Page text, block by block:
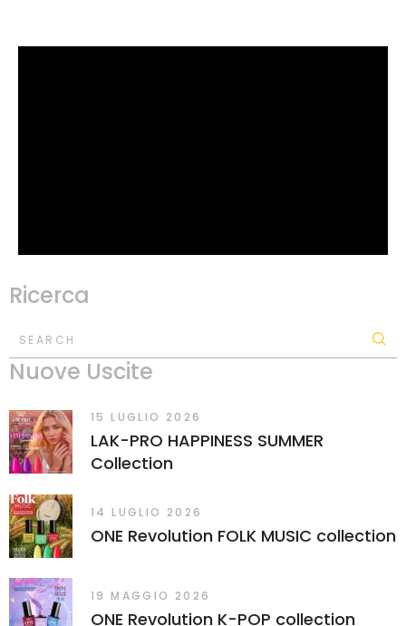
Ricerca
SEARCH
Nuove Uscite
15 LUGLIO 2026
LAK-PRO HAPPINESS SUMMER
Collection
14 LUGLIO 2026
ONE Revolution FOLK MUSIC collection
19 MAGGIO 2026
ONE Revolution K-POP collection